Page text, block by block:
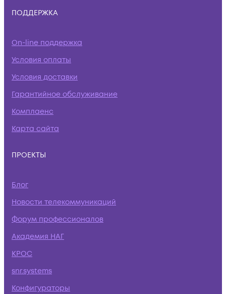
ПОДДЕРЖКА
On-line поддержка
Условия оплаты
Условия доставки
Гарантийное обслуживание
Комплаенс
Карта сайта
ПРОЕКТЫ
Блог
Новости телекоммуникаций
Форум профессионалов
Академия НАГ
КРОС
snr.systems
Конфигураторы